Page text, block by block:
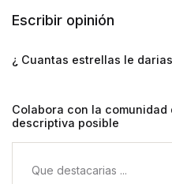
Escribir opinión
¿ Cuantas estrellas le
Colabora con la comunidad
descriptiva posible